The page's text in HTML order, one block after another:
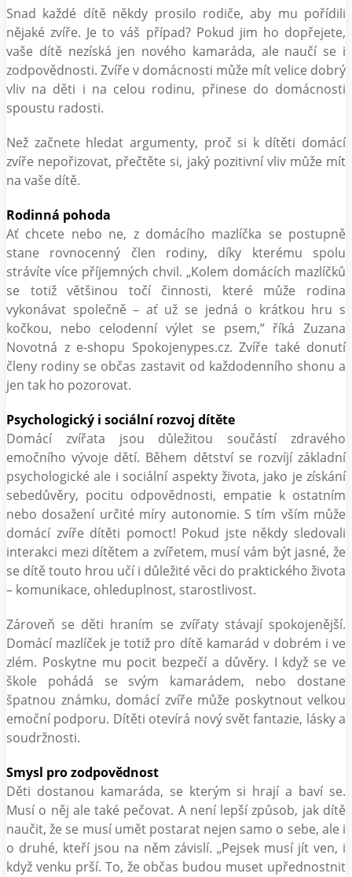
Snad každé dítě někdy prosilo rodiče, aby mu pořídili
nějaké zvíře. Je to váš případ? Pokud jim ho dopřejete,
vaše dítě nezíská jen nového kamaráda, ale naučí se i
zodpovědnosti. Zvíře v domácnosti může mít velice dobrý
vliv na děti i na celou rodinu, přinese do domácnosti
spoustu radosti.
Než začnete hledat argumenty, proč si k dítěti domácí
zvíře nepořizovat, přečtěte si, jaký pozitivní vliv může mít
na vaše dítě.
Rodinná pohoda
Ať chcete nebo ne, z domácího mazlíčka se postupně
stane rovnocenný člen rodiny, díky kterému spolu
strávíte více příjemných chvil. „Kolem domácích mazlíčků
se totiž většinou točí činnosti, které může rodina
vykonávat společně – ať už se jedná o krátkou hru s
kočkou, nebo celodenní výlet se psem,” říká Zuzana
Novotná z e-shopu Spokojenypes.cz. Zvíře také donutí
členy rodiny se občas zastavit od každodenního shonu a
jen tak ho pozorovat.
Psychologický i sociální rozvoj dítěte
Domácí zvířata jsou důležitou součástí zdravého
emočního vývoje dětí. Během dětství se rozvíjí základní
psychologické ale i sociální aspekty života, jako je získání
sebedůvěry, pocitu odpovědnosti, empatie k ostatním
nebo dosažení určité míry autonomie. S tím vším může
domácí zvíře dítěti pomoct! Pokud jste někdy sledovali
interakci mezi dítětem a zvířetem, musí vám být jasné, že
se dítě touto hrou učí i důležité věci do praktického života
– komunikace, ohleduplnost, starostlivost.
Zároveň se děti hraním se zvířaty stávají spokojenější.
Domácí mazlíček je totiž pro dítě kamarád v dobrém i ve
zlém. Poskytne mu pocit bezpečí a důvěry. I když se ve
škole pohádá se svým kamarádem, nebo dostane
špatnou známku, domácí zvíře může poskytnout velkou
emoční podporu. Dítěti otevírá nový svět fantazie, lásky a
soudržnosti.
Smysl pro zodpovědnost
Děti dostanou kamaráda, se kterým si hrají a baví se.
Musí o něj ale také pečovat. A není lepší způsob, jak dítě
naučit, že se musí umět postarat nejen samo o sebe, ale i
o druhé, kteří jsou na něm závislí. „Pejsek musí jít ven, i
když venku prší. To, že občas budou muset upřednostnit